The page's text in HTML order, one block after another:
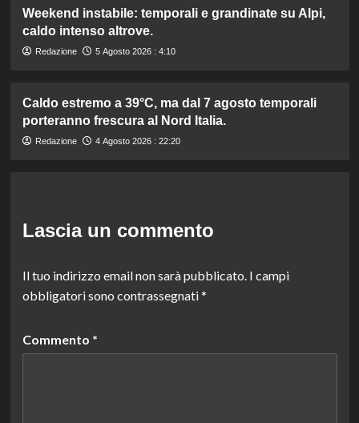
Weekend instabile: temporali e grandinate su Alpi,
caldo intenso altrove.
Redazione 5 Agosto 2026 : 4:10
Caldo estremo a 39°C, ma dal 7 agosto temporali
porteranno frescura al Nord Italia.
Redazione 4 Agosto 2026 : 22:20
Lascia un commento
Il tuo indirizzo email non sarà pubblicato. I campi
obbligatori sono contrassegnati*
Commento *